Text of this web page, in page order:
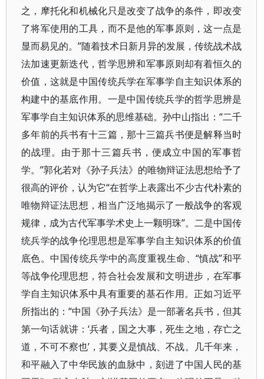
之，摩托化和机械化只是改变了战争的条件，即改变
了将军使用的工具，而不是他的军事原则，这一点是
显而易见的。”随着技术日新月异的发展，传统战术战
法加速更新迭代，哲学思辨和军事原则却有着恒久的
价值，这就是中国传统兵学在军事学自主知识体系的
构建中的基底作用。一是中国传统兵学的哲学思辨是
军事学自主知识体系的思维基础。孙中山指出：“二千
多年前的兵书有十三篇，那十三篇兵书便是解释当时
的战理。由于那十三篇兵书，便成立中国的军事哲
学。”郭化若对《孙子兵法》的唯物辩证法思想给予了
很高的评价，认为它“在哲学上表露出不少古代朴素的
唯物辩证法思想，相当广泛地揭示了一般战争的客观
规律，成为古代军事学术史上一颗明珠”。二是中国传
统兵学的战争伦理思想是军事学自主知识体系的价值
底色。中国传统兵学中的高度重视生命、“慎战”和平
等战争伦理思想，符合社会发展和文明进步，在军事
学自主知识体系中具有重要的基石作用。正如习近平
所指出的：“中国《孙子兵法》是一部著名兵书，但其
第一句话就讲：‘兵者，国之大事，死生之地，存亡之
道，不可不察也’，其要义是慎战、不战。几千年来，
和平融入了中华民族的血脉中，刻进了中国人民的基